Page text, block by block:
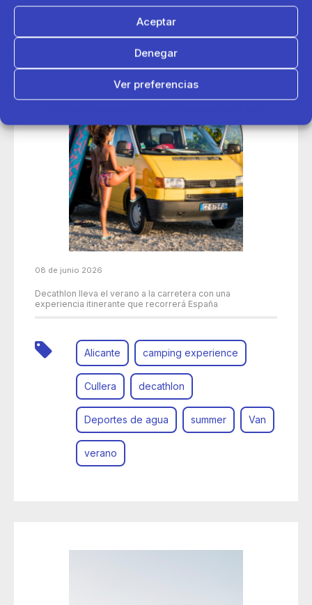
Aceptar
Denegar
Ver preferencias
08 de junio 2026
Decathlon lleva el verano a la carretera con una
experiencia itinerante que recorrerá España
Alicante camping experience
Cullera decathlon
Deportes de agua summer Van
verano